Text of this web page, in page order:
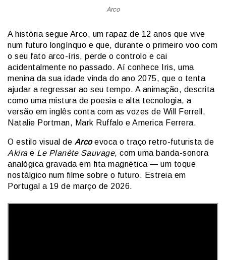
Arco
A história segue Arco, um rapaz de 12 anos que vive
num futuro longínquo e que, durante o primeiro voo com
o seu fato arco-íris, perde o controlo e cai
acidentalmente no passado. Aí conhece Iris, uma
menina da sua idade vinda do ano 2075, que o tenta
ajudar a regressar ao seu tempo. A animação, descrita
como uma mistura de poesia e alta tecnologia, a
versão em inglês conta com as vozes de Will Ferrell,
Natalie Portman, Mark Ruffalo e America Ferrera.
O estilo visual de Arcoevoca o traço retro-futurista de
Akirae Le Planète Sauvage, com uma banda-sonora
analógica gravada em fita magnética — um toque
nostálgico num filme sobre o futuro. Estreia em
Portugal a 19 de março de 2026.